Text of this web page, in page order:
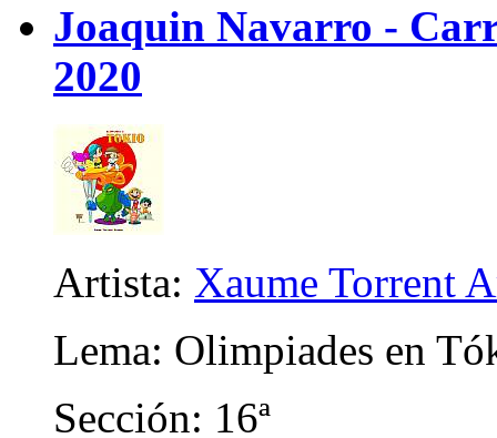
Joaquin Navarro -
2020
Artista: Xaume Torrent
Lema: Olimpiades en
Sección: 16ª